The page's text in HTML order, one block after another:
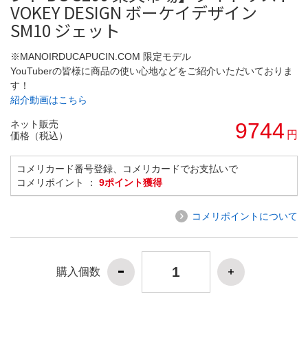
VOKEY DESIGN ボーケイデザイン
SM10 ジェット
※MANOIRDUCAPUCIN.COM 限定モデル
YouTuberの皆様に商品の使い心地などをご紹介いただいておりま
す！
紹介動画はこちら
ネット販売
価格（税込）
9744 円
コメリカード番号登録、コメリカードでお支払いで
コメリポイント ： 9ポイント獲得
コメリポイントについて
購入個数